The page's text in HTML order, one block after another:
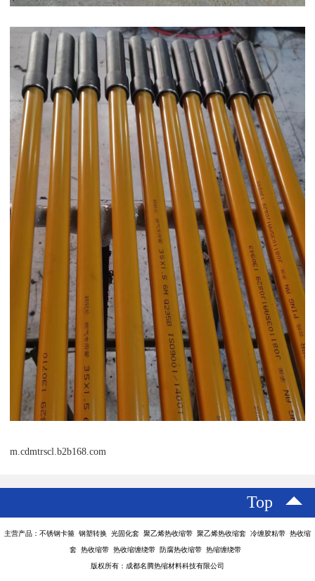
m.cdmtrscl.b2b168.com
Top
主营产品：不锈钢卡箍 钢塑转换 光固化套 聚乙烯热收缩带 聚乙烯热收缩套 冷缠胶粘带 热收缩
套 热收缩带 热收缩缠绕带 防腐热收缩带 热缩缠绕带
版权所有：成都名腾热缩材料科技有限公司